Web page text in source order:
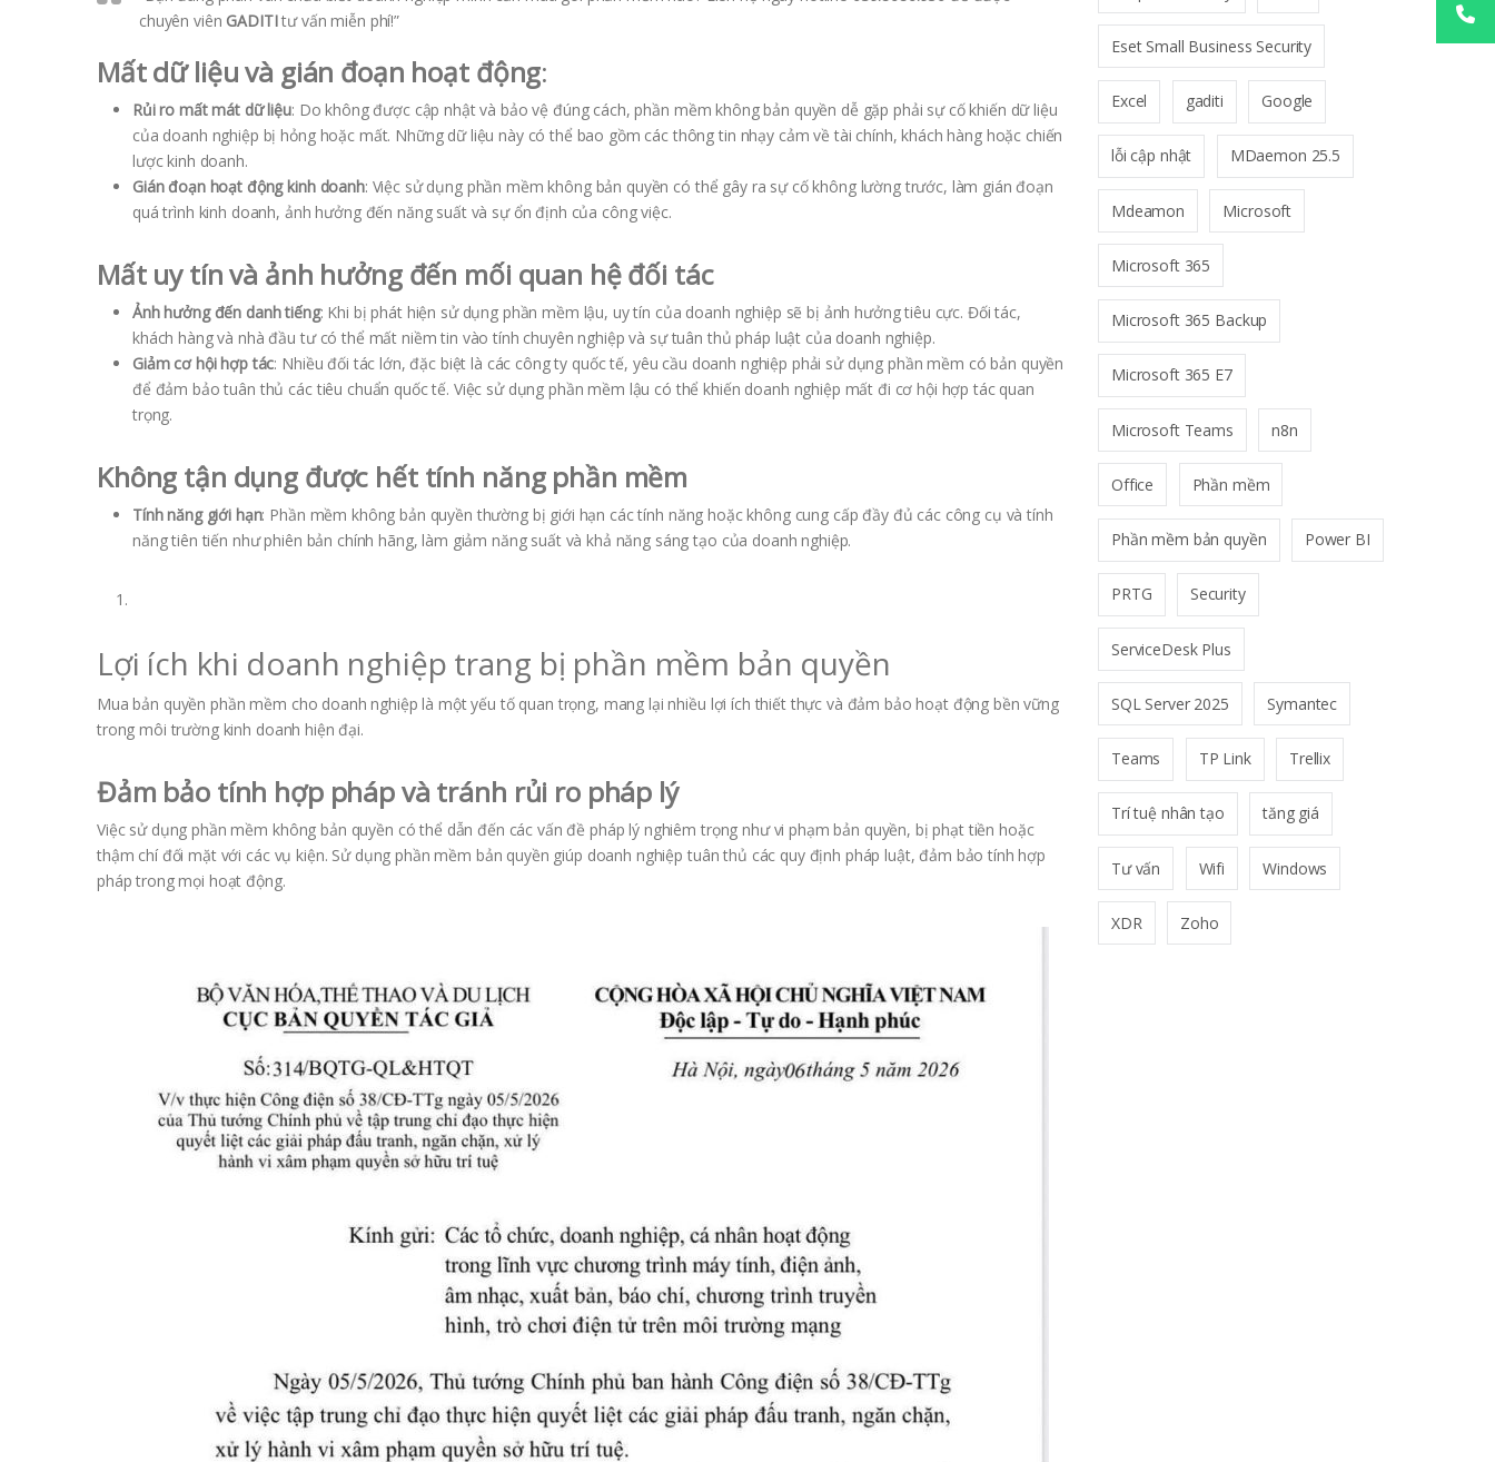
chuyên viên GADITItư vấn miễn phí!”
Mất dữ liệu và gián đoạn hoạt động:
Rủi ro mất mát dữ liệu: Do không được cập nhật và bảo vệ đúng cách, phần mềm không bản quyền dễ gặp phải sự cố khiến dữ liệu
của doanh nghiệp bị hỏng hoặc mất. Những dữ liệu này có thể bao gồm các thông tin nhạy cảm về tài chính, khách hàng hoặc chiến
lược kinh doanh.
Gián đoạn hoạt động kinh doanh: Việc sử dụng phần mềm không bản quyền có thể gây ra sự cố không lường trước, làm gián đoạn
quá trình kinh doanh, ảnh hưởng đến năng suất và sự ổn định của công việc.
Mất uy tín và ảnh hưởng đến mối quan hệ đối tác
Ảnh hưởng đến danh tiếng: Khi bị phát hiện sử dụng phần mềm lậu, uy tín của doanh nghiệp sẽ bị ảnh hưởng tiêu cực. Đối tác,
khách hàng và nhà đầu tư có thể mất niềm tin vào tính chuyên nghiệp và sự tuân thủ pháp luật của doanh nghiệp.
Giảm cơ hội hợp tác: Nhiều đối tác lớn, đặc biệt là các công ty quốc tế, yêu cầu doanh nghiệp phải sử dụng phần mềm có bản quyền
để đảm bảo tuân thủ các tiêu chuẩn quốc tế. Việc sử dụng phần mềm lậu có thể khiến doanh nghiệp mất đi cơ hội hợp tác quan
trọng.
Không tận dụng được hết tính năng phần mềm
Tính năng giới hạn: Phần mềm không bản quyền thường bị giới hạn các tính năng hoặc không cung cấp đầy đủ các công cụ và tính
năng tiên tiến như phiên bản chính hãng, làm giảm năng suất và khả năng sáng tạo của doanh nghiệp.
Lợi ích khi doanh nghiệp trang bị phần mềm bản quyền
Mua bản quyền phần mềm cho doanh nghiệp là một yếu tố quan trọng, mang lại nhiều lợi ích thiết thực và đảm bảo hoạt động bền vững
trong môi trường kinh doanh hiện đại.
Đảm bảo tính hợp pháp và tránh rủi ro pháp lý
Việc sử dụng phần mềm không bản quyền có thể dẫn đến các vấn đề pháp lý nghiêm trọng như vi phạm bản quyền, bị phạt tiền hoặc
thậm chí đối mặt với các vụ kiện. Sử dụng phần mềm bản quyền giúp doanh nghiệp tuân thủ các quy định pháp luật, đảm bảo tính hợp
pháp trong mọi hoạt động.
Eset Small Business Security
Excel gaditi Google
lỗi cập nhật MDaemon 25.5
Mdeamon Microsoft
Microsoft 365
Microsoft 365 Backup
Microsoft 365 E7
Microsoft Teams n8n
Office Phần mềm
Phần mềm bản quyền Power BI
PRTG Security
ServiceDesk Plus
SQL Server 2025 Symantec
Teams TP Link Trellix
Trí tuệ nhân tạo tăng giá
Tư vấn Wifi Windows
XDR Zoho